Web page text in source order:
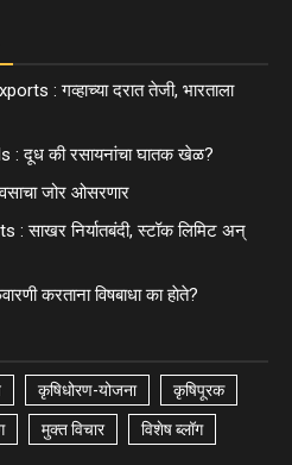
: गव्हाच्या दरात तेजी, भारताला
दूध की रसायनांचा घातक खेळ?
जोर ओसरणार
निर्यातबंदी, स्टॉक लिमिट अन्
करताना विषबाधा का हाेते?
कृषिधोरण-योजना कृषिपूरक
मुक्त विचार विशेष ब्लॉग